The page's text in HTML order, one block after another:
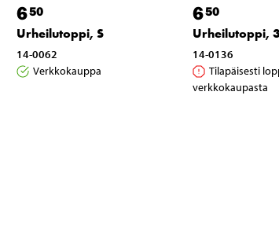
650
Urheilutoppi, S
14-0062
Verkkokauppa
650
Urheilutoppi,
14-0136
Tilapäisesti
verkkokaupasta